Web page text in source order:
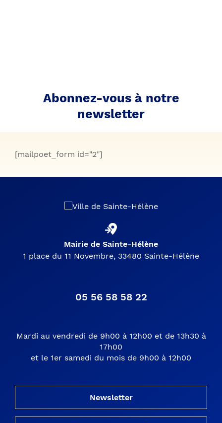
Abonnez-vous à notre
newsletter
[mailpoet_form id="2"]
Mairie de Sainte-Hélène
1 place du 11 Novembre, 33480 Sainte-Hélène
05 56 58 58 22
Mardi au vendredi de 9h00 à 12h00 et de 13h30 à
17h00
et le 1er samedi du mois de 9h00 à 12h00
Newsletter